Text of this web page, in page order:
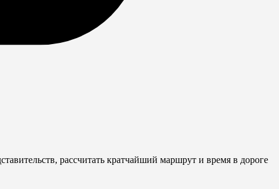
рассчитать кратчайший маршрут и время в дороге